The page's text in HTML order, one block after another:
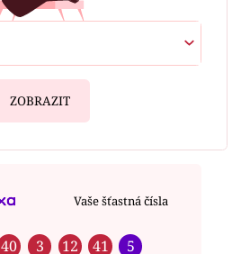
ZOBRAZIT
Vaše šťastná čísla
40 3 12 41 5